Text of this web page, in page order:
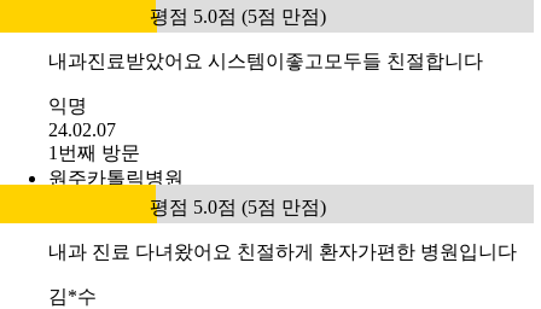
평점 5.0점 (5점 만점)
내과진료받았어요 시스템이좋고모두들 친절합니다
익명
24.02.07
1번째 방문
원주카톨릭병원
평점 5.0점 (5점 만점)
내과 진료 다녀왔어요 친절하게 환자가편한 병원입니다
김*수